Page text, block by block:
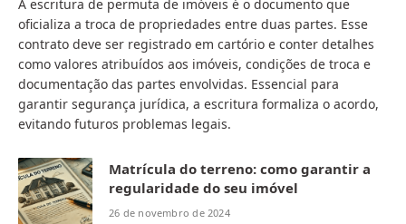
A escritura de permuta de imóveis é o documento que
oficializa a troca de propriedades entre duas partes. Esse
contrato deve ser registrado em cartório e conter detalhes
como valores atribuídos aos imóveis, condições de troca e
documentação das partes envolvidas. Essencial para
garantir segurança jurídica, a escritura formaliza o acordo,
evitando futuros problemas legais.
Matrícula do terreno: como garantir a
regularidade do seu imóvel
26 de novembro de 2024